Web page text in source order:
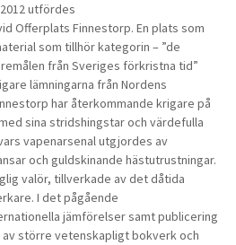
utfördes
Offerplats Finnestorp. En plats som
som tillhör kategorin – ”de
från Sveriges förkristna tid”
lämningarna från Nordens
har återkommande krigare på
sina stridshingstar och värdefulla
vapenarsenal utgjordes av
och guldskinande hästutrustningar.
valör, tillverkade av det dåtida
I det pågående
jämförelser samt publicering
större vetenskapligt bokverk och